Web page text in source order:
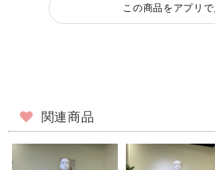
この商品をアプリ
関連商品